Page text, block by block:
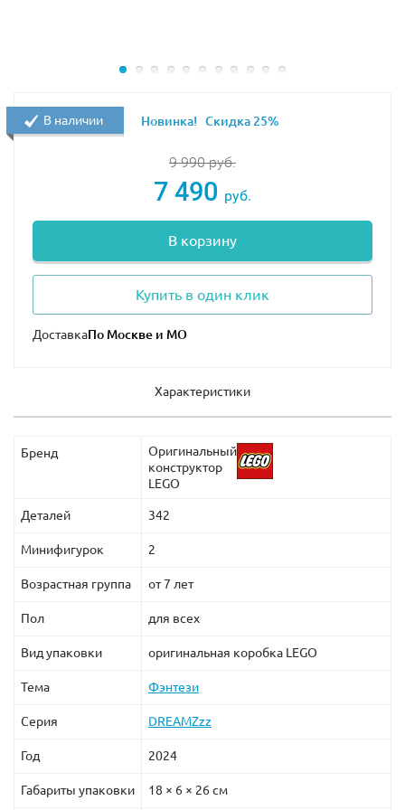
9 990руб.
7 490 руб.
В корзину
Купить в один клик
Доставка
В наличии Новинка! Скидка 25%
Характеристики
Бренд
Оригинальный
конструктор
LEGO
Деталей 342
Минифигурок 2
Возрастная группа от 7 лет
Пол для всех
Вид упаковки оригинальная коробка LEGO
Тема Фэнтези
Серия DREAMZzz
Год 2024
Габариты упаковки 18 × 6 × 26 см